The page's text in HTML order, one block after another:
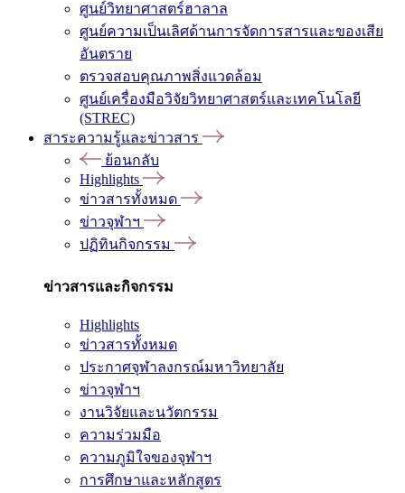
ศูนย์วิทยาศาสตร์ฮาลาล
ศูนย์ความเป็นเลิศด้านการจัดการสารและของเสีย
อันตราย
ตรวจสอบคุณภาพสิ่งแวดล้อม
ศูนย์เครื่องมือวิจัยวิทยาศาสตร์และเทคโนโลยี
(STREC)
สาระความรู้และข่าวสาร
ย้อนกลับ
Highlights
ข่าวสารทั้งหมด
ข่าวจุฬาฯ
ปฏิทินกิจกรรม
ข่าวสารและกิจกรรม
Highlights
ข่าวสารทั้งหมด
ประกาศจุฬาลงกรณ์มหาวิทยาลัย
ข่าวจุฬาฯ
งานวิจัยและนวัตกรรม
ความร่วมมือ
ความภูมิใจของจุฬาฯ
การศึกษาและหลักสูตร